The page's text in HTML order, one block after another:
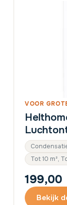
VOOR
Tot 10 m²,
199,00
Bekijk